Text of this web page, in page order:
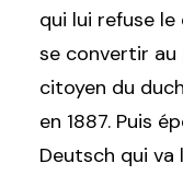
qui lui refuse le
se convertir
citoyen du
en 1887. Puis
Deutsch qui va